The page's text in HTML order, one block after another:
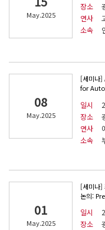
May.2025
장소
연사
소속
08
May.2025
[세미
for
일시
장소
연사
소속
01
May.2025
[세미나]
논의:
일시
장소